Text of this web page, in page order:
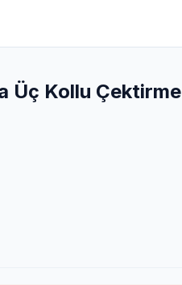
Üç Kollu Çektirme